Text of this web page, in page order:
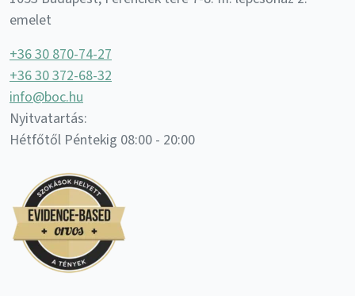
emelet
+36 30 870-74-27
+36 30 372-68-32
info@boc.hu
Nyitvatartás:
Hétfőtől Péntekig 08:00 - 20:00